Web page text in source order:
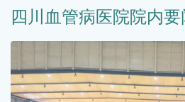
四川血管病医院院内要